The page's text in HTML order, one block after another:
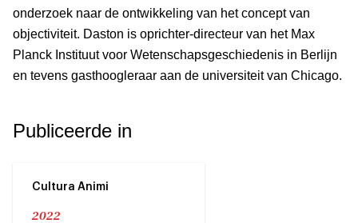
onderzoek naar de ontwikkeling van het concept van
objectiviteit. Daston is oprichter-directeur van het Max
Planck Instituut voor Wetenschapsgeschiedenis in Berlijn
en tevens gasthoogleraar aan de universiteit van Chicago.
Publiceerde in
Cultura Animi
2022